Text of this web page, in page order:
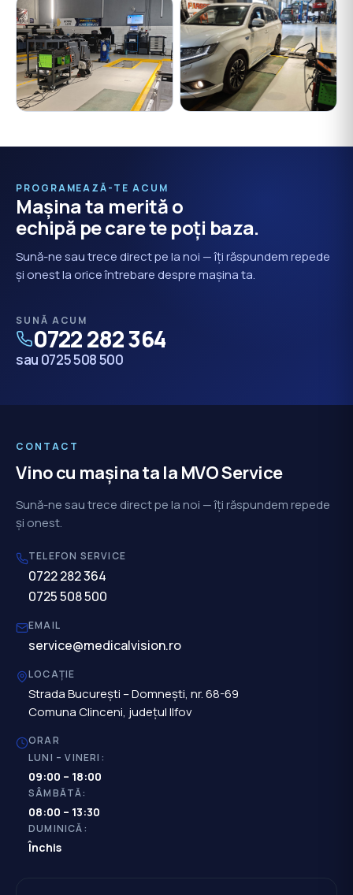
PROGRAMEAZĂ-TE ACUM
Mașina ta merită o
echipă pe care te poți baza.
Sună-ne sau trece direct pe la noi — îți răspundem repede
și onest la orice întrebare despre mașina ta.
SUNĂ ACUM
0722 282 364
sau 0725 508 500
CONTACT
Vino cu mașina ta la MVO Service
Sună-ne sau trece direct pe la noi — îți răspundem repede
și onest.
TELEFON SERVICE
0722 282 364
0725 508 500
EMAIL
service@medicalvision.ro
LOCAȚIE
Strada București – Domnești, nr. 68-69
Comuna Clinceni, județul Ilfov
ORAR
LUNI – VINERI:
09:00 – 18:00
SÂMBĂTĂ:
08:00 – 13:30
DUMINICĂ:
Închis